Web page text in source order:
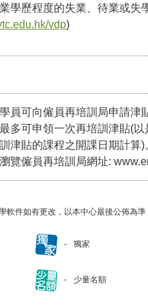
學歷程度的失業、待業或失
vdp)
員可向僱員再培訓局申請津
多可申領一次再培訓津貼(
津貼的課程之開課日期計算
覽僱員再培訓局網址:
軟件如有更改，以本中心最後公佈為準
獨家
少量名額